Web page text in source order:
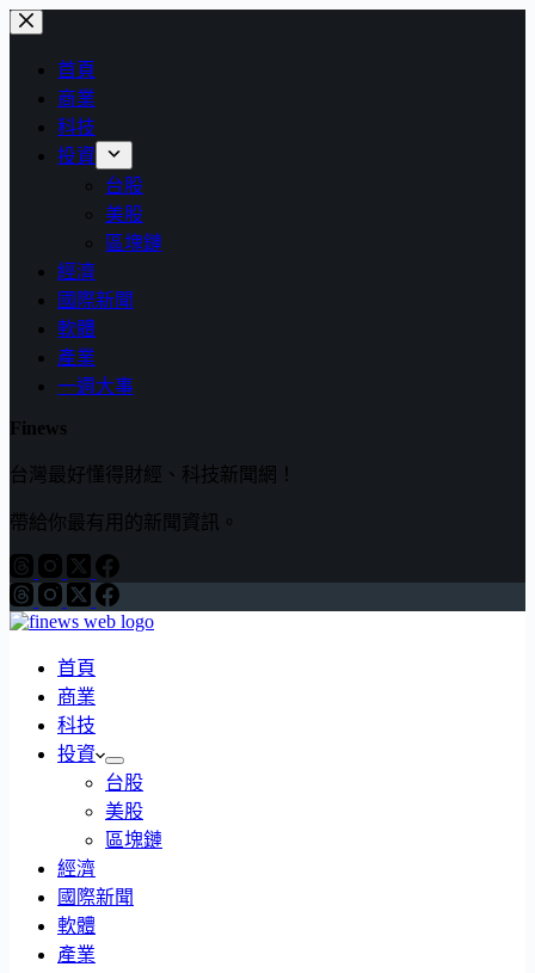
跳
首頁
商業
科技
投資
台股
美股
區塊鏈
經濟
國際新聞
軟體
產業
一週大事
Finews
台灣最好懂得財經、科技新聞網！
帶給你最有用的新聞資訊。
首頁
商業
科技
投資
台股
美股
區塊鏈
經濟
國際新聞
軟體
產業